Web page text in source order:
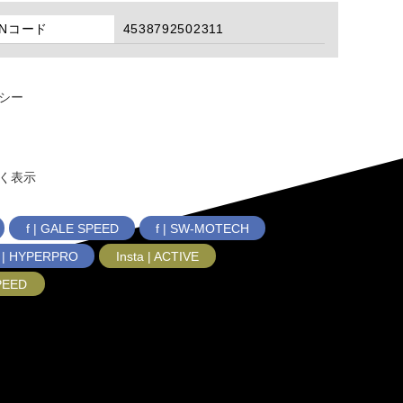
コード 4538792502311
ー
表示
f | GALE SPEED
f | SW-MOTECH
HYPERPRO
Insta | ACTIVE